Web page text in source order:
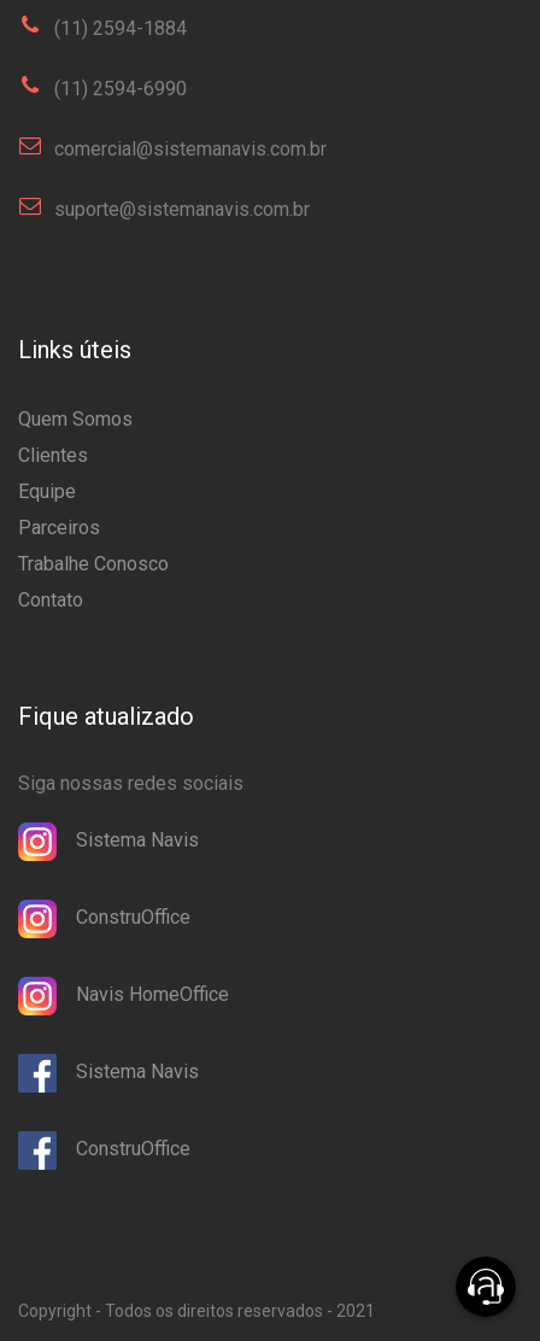
(11) 2594-1884
(11) 2594-6990
comercial@sistemanavis.com.br
suporte@sistemanavis.com.br
Links úteis
Quem Somos
Clientes
Equipe
Parceiros
Trabalhe Conosco
Contato
Fique atualizado
Siga nossas redes sociais
Sistema Navis
ConstruOffice
Navis HomeOffice
Sistema Navis
ConstruOffice
Copyright - Todos os direitos reservados - 2021